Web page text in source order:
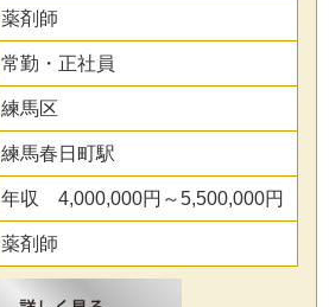
薬剤師
常勤・正社員
練馬区
練馬春日町駅
年収 4,000,000円～5,500,000円
薬剤師